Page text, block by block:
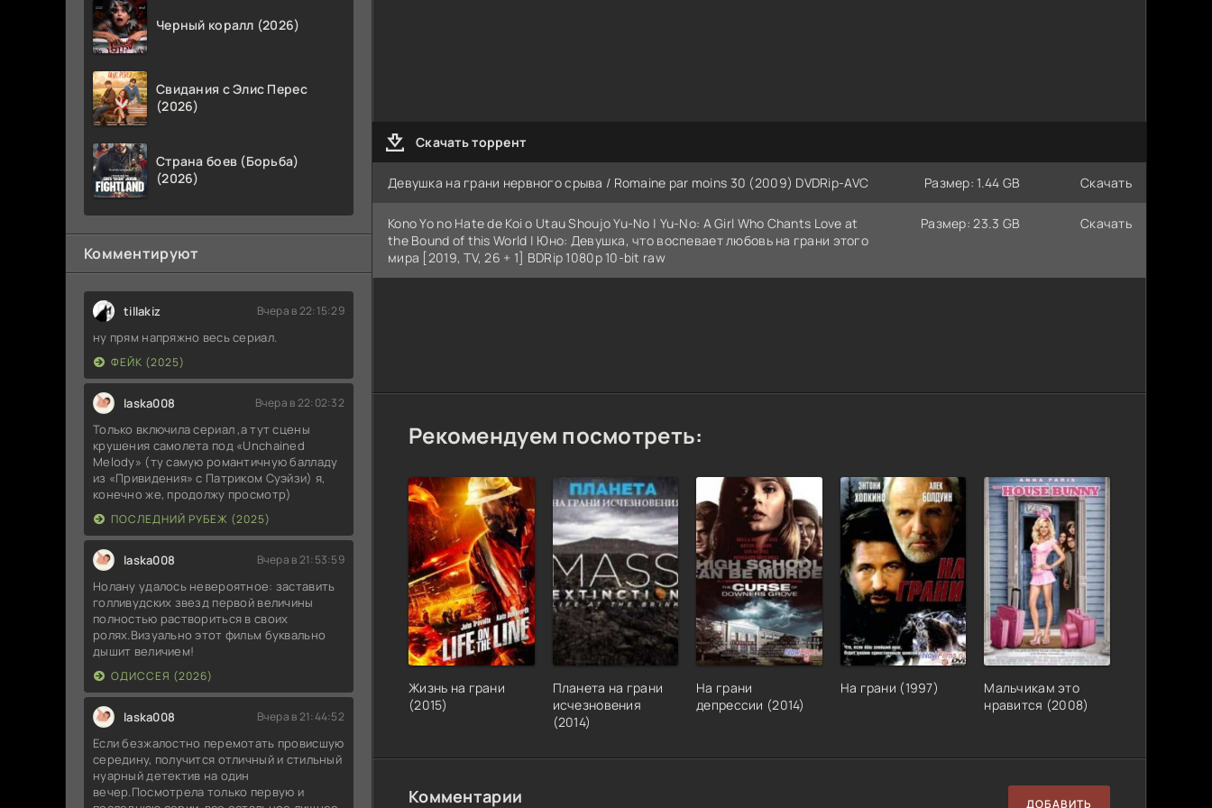
Черный коралл (2026)
Свидания с Элис Перес
(2026)
Страна боев (Борьба)
(2026)
Комментируют
tillakiz Вчера в 22:15:29
ну прям напряжно весь сериал.
ФЕЙК (2025)
laska008 Вчера в 22:02:32
Только включила сериал ,а тут сцены
крушения самолета под «Unchained
Melody» (ту самую романтичную балладу
из «Привидения» с Патриком Суэйзи) я,
конечно же, продолжу просмотр)
ПОСЛЕДНИЙ РУБЕЖ (2025)
laska008 Вчера в 21:53:59
Нолану удалось невероятное: заставить
голливудских звезд первой величины
полностью раствориться в своих
ролях.Визуально этот фильм буквально
дышит величием!
ОДИССЕЯ (2026)
laska008 Вчера в 21:44:52
Если безжалостно перемотать провисшую
середину, получится отличный и стильный
нуарный детектив на один
вечер.Посмотрела только первую и
Скачать торрент
Девушка на грани нервного срыва / Romaine par moins 30 (2009) DVDRip-AVC Размер: 1.44 GB Скачать
Kono Yo no Hate de Koi o Utau Shoujo Yu-No | Yu-No: A Girl Who Chants Love at
the Bound of this World | Юно: Девушка, что воспевает любовь на грани этого
мира [2019, TV, 26 + 1] BDRip 1080p 10-bit raw
Размер: 23.3 GB Скачать
Рекомендуем посмотреть:
Жизнь на грани
(2015)
Планета на грани
исчезновения
(2014)
На грани
депрессии (2014)
На грани (1997)
Мальчикам это
нравится (2008)
Комментарии ДОБАВИТЬ